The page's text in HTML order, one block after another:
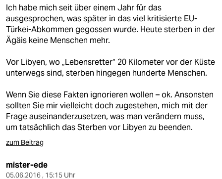
Ich habe mich seit über einem Jahr für das
ausgesprochen, was später in das viel kritisierte EU-
Türkei-Abkommen gegossen wurde. Heute sterben in der
Ägäis keine Menschen mehr.
Vor Libyen, wo „Lebensretter“ 20 Kilometer vor der Küste
unterwegs sind, sterben hingegen hunderte Menschen.
Wenn Sie diese Fakten ignorieren wollen – ok. Ansonsten
sollten Sie mir vielleicht doch zugestehen, mich mit der
Frage auseinanderzusetzen, was man verändern muss,
um tatsächlich das Sterben vor Libyen zu beenden.
zum Beitrag
mister-ede
05.06.2016 , 15:15 Uhr